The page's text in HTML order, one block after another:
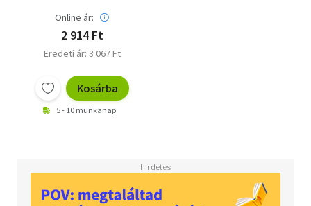
Online ár:
2 914 Ft
Eredeti ár: 3 067 Ft
Kosárba
5 - 10 munkanap